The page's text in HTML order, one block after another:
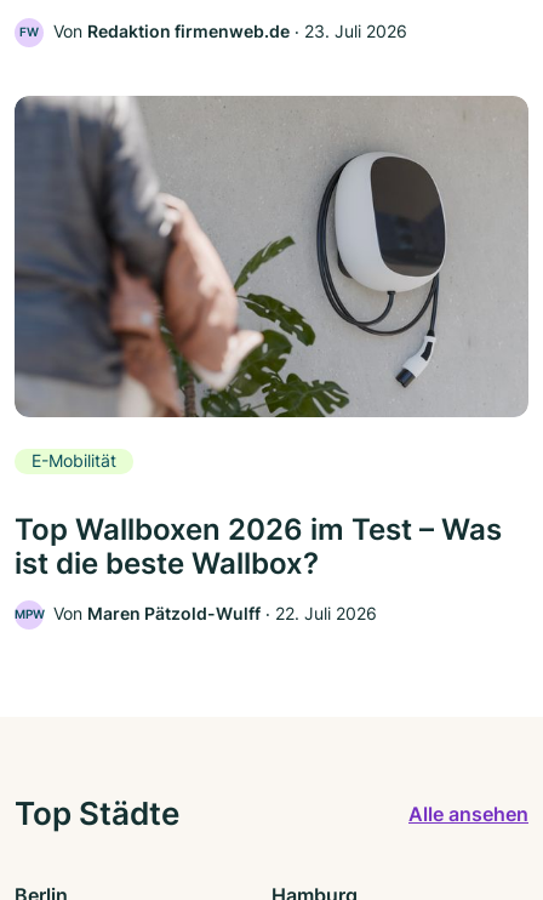
FW Von Redaktion firmenweb.de ‧ 23. Juli 2026
E-Mobilität
Top Wallboxen 2026 im Test – Was
ist die beste Wallbox?
MPW Von Maren Pätzold-Wulff ‧ 22. Juli 2026
Top Städte Alle ansehen
Berlin Hamburg